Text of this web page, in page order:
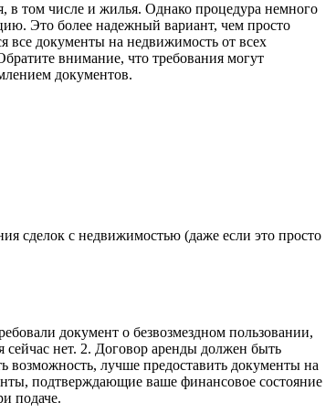
в том числе и жилья. Однако процедура немного
Это более надежный вариант, чем просто
все документы на недвижимость от всех
внимание, что требования могут
документов.
сделок с недвижимостью (даже если это просто
документ о безвозмездном пользовании,
нет. 2. Договор аренды должен быть
возможность, лучше предоставить документы на
подтверждающие ваше финансовое состояние
подаче.